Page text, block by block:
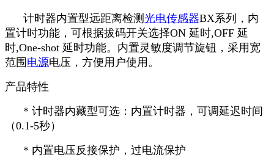
计时器内置型远距离检测 光电传感器BX系列，内
置计时功能，可根据拔码开关选择ON 延时,OFF 延
时,One-shot 延时功能。内置灵敏度调节旋钮，采用宽
范围 电源电压，方便用户使用。
产品特性
* 计时器内藏型可选：内置计时器，可调延迟时间
（0.1-5秒）
* 内置电压反接保护，过电流保护